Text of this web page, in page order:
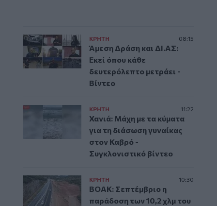
ΚΡΗΤΗ 08:15
Άμεση Δράση και ΔΙ.ΑΣ:
Εκεί όπου κάθε
δευτερόλεπτο μετράει -
Βίντεο
ΚΡΗΤΗ 11:22
Χανιά: Μάχη με τα κύματα
για τη διάσωση γυναίκας
στον Καβρό -
Συγκλονιστικό βίντεο
ΚΡΗΤΗ 10:30
ΒΟΑΚ: Σεπτέμβριο η
παράδοση των 10,2 χλμ του